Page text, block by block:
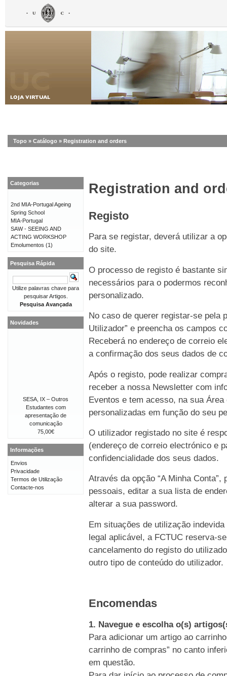
Topo » Catálogo » Registration and orders
Registration and
Registo
Para se registar, deverá utilizar a
do site.
O processo de registo é bastante
necessários para o podermos
personalizado.
No caso de querer registar-se pela
Utilizador” e preencha os campos
Receberá no endereço de correio
a confirmação dos seus dados de
Após o registo, pode realizar
receber a nossa Newsletter com
Eventos e tem acesso, na sua
personalizadas em função do seu
O utilizador registado no site é
(endereço de correio electrónico e
confidencialidade dos seus dados.
Através da opção “A Minha
pessoais, editar a sua lista de
alterar a sua password.
Em situações de utilização
legal aplicável, a FCTUC reserva-
cancelamento do registo do
outro tipo de conteúdo do utilizador.
Encomendas
1. Navegue e escolha o(s)
Para adicionar um artigo ao
carrinho de compras” no canto
em questão.
Categorias
2nd MIA-Portugal Ageing
Spring School
MIA-Portugal
SAW - SEEING AND
ACTING WORKSHOP
Emolumentos (1)
Pesquisa Rápida
Utilize palavras chave para
pesquisar Artigos.
Pesquisa Avançada
Novidades
SESA, IX – Outros
Estudantes com
apresentação de
comunicação
75,00€
Informações
Envios
Privacidade
Termos de Utilização
Contacte-nos